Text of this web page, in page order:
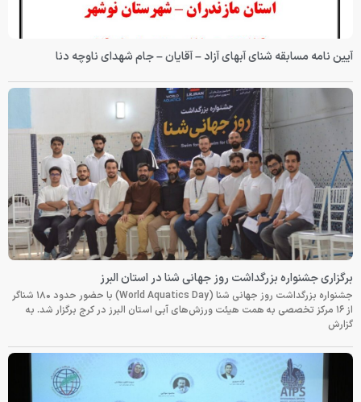
آیین نامه مسابقه شنای آبهای آزاد – آقایان – جام شهدای ناوچه دنا
برگزاری جشنواره بزرگداشت روز جهانی شنا در استان البرز
جشنواره بزرگداشت روز جهانی شنا (World Aquatics Day) با حضور حدود ۱۸۰ شناگر
از ۱۶ مرکز تخصصی به همت هیئت ورزش‌های آبی استان البرز در کرج برگزار شد. به
گزارش